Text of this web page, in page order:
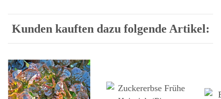
Kunden kauften dazu folgende Artikel: